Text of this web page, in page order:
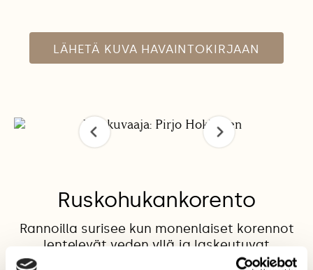
LÄHETÄ KUVA HAVAINTOKIRJAAN
Ruskohukankorento
Rannoilla surisee kun monenlaiset korennot
lentelevät veden yllä ja laskeutuvat
lepäilemään törröttäviin puunjuuriin ja